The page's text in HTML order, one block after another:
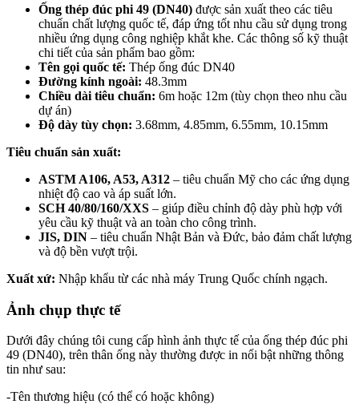
Ống thép đúc phi 49 (DN40) được sản xuất theo các tiêu
chuẩn chất lượng quốc tế, đáp ứng tốt nhu cầu sử dụng trong
nhiều ứng dụng công nghiệp khắt khe. Các thông số kỹ thuật
chi tiết của sản phẩm bao gồm:
Tên gọi quốc tế: Thép ống đúc DN40
Đường kính ngoài: 48.3mm
Chiều dài tiêu chuẩn: 6m hoặc 12m (tùy chọn theo nhu cầu
dự án)
Độ dày tùy chọn: 3.68mm, 4.85mm, 6.55mm, 10.15mm
Tiêu chuẩn sản xuất:
ASTM A106, A53, A312 – tiêu chuẩn Mỹ cho các ứng dụng
nhiệt độ cao và áp suất lớn.
SCH 40/80/160/XXS – giúp điều chỉnh độ dày phù hợp với
yêu cầu kỹ thuật và an toàn cho công trình.
JIS, DIN – tiêu chuẩn Nhật Bản và Đức, bảo đảm chất lượng
và độ bền vượt trội.
Xuất xứ: Nhập khẩu từ các nhà máy Trung Quốc chính ngạch.
Ảnh chụp thực tế
Dưới đây chúng tôi cung cấp hình ảnh thực tế của ống thép đúc phi
49 (DN40), trên thân ống này thường được in nổi bật những thông
tin như sau:
-Tên thương hiệu (có thể có hoặc không)